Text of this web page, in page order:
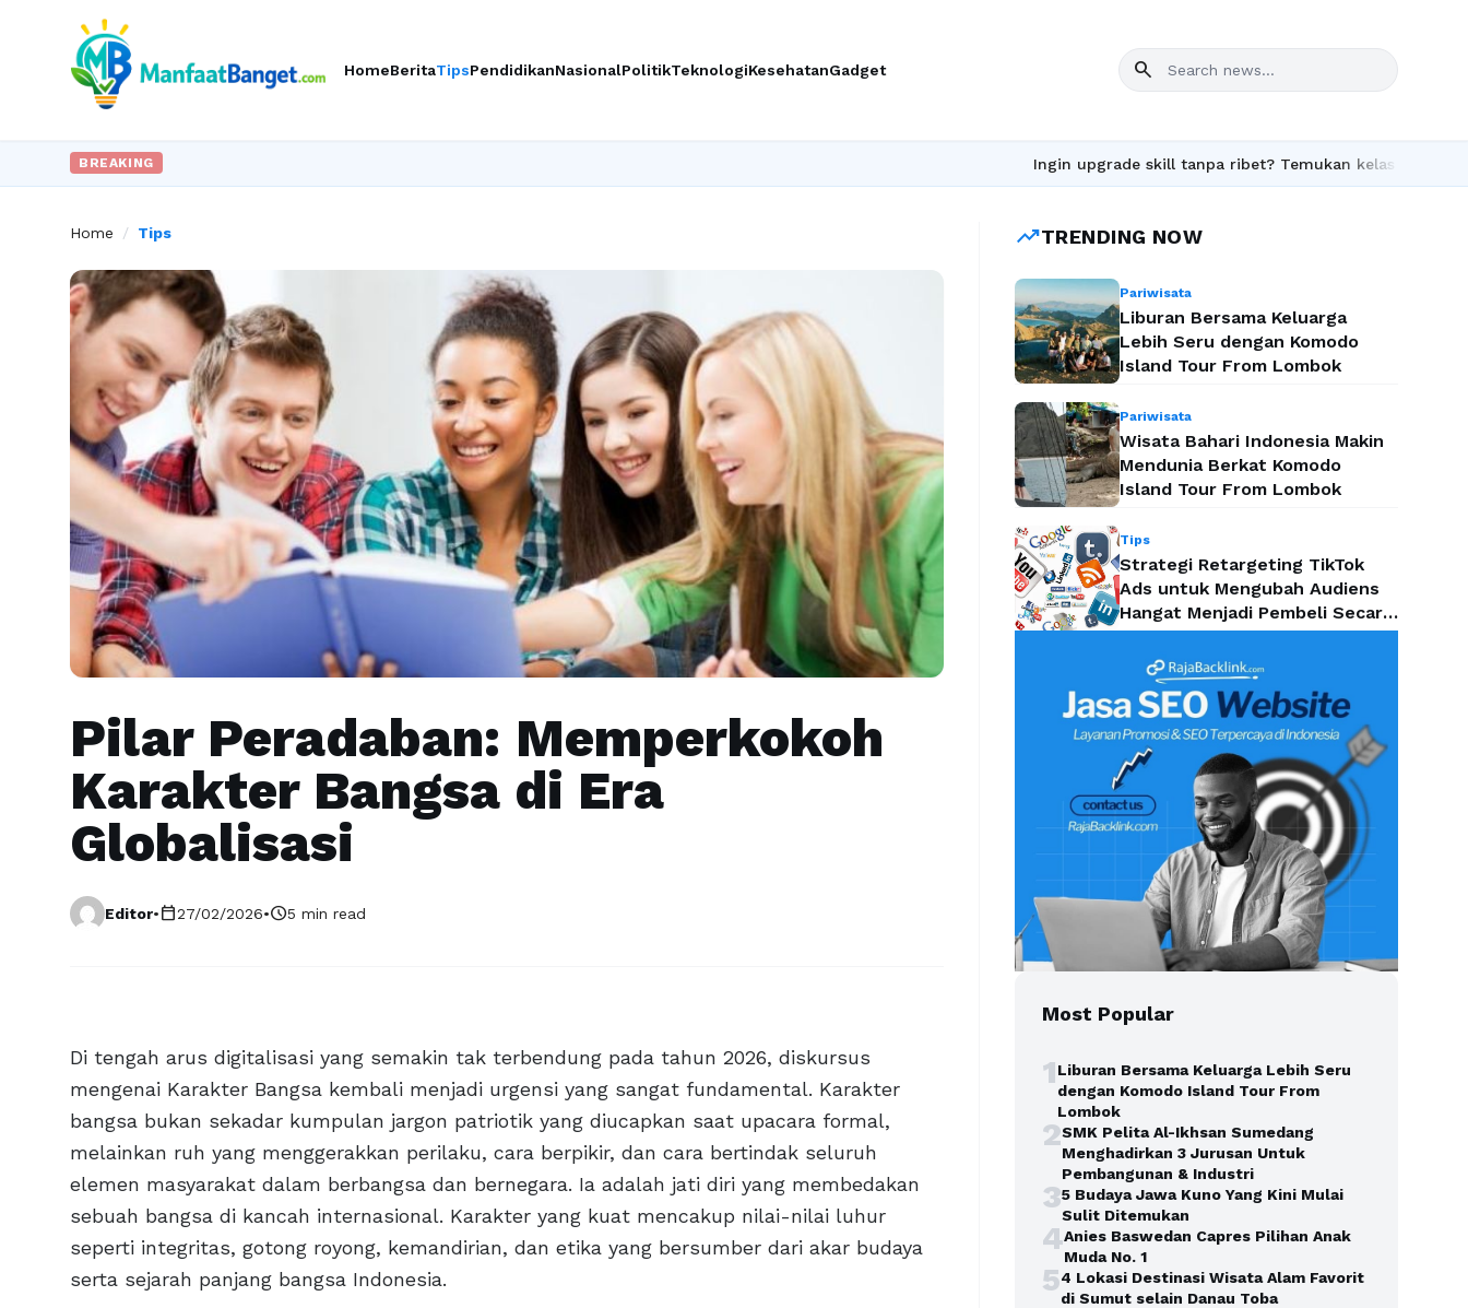
HomeBeritaTipsPendidikanNasionalPolitikTeknologiKesehatanGadget search
BREAKING Ingin upgrade skill tanpa ribet? Temukan kelas seru dan materi
Home / Tips
Pilar Peradaban: Memperkokoh
Karakter Bangsa di Era
Globalisasi
Editor•calendar_today27/02/2026•schedule5 min read
Di tengah arus digitalisasi yang semakin tak terbendung pada tahun 2026, diskursus
mengenai Karakter Bangsa kembali menjadi urgensi yang sangat fundamental. Karakter
bangsa bukan sekadar kumpulan jargon patriotik yang diucapkan saat upacara formal,
melainkan ruh yang menggerakkan perilaku, cara berpikir, dan cara bertindak seluruh
elemen masyarakat dalam berbangsa dan bernegara. Ia adalah jati diri yang membedakan
sebuah bangsa di kancah internasional. Karakter yang kuat mencakup nilai-nilai luhur
seperti integritas, gotong royong, kemandirian, dan etika yang bersumber dari akar budaya
serta sejarah panjang bangsa Indonesia.
trending_upTRENDING NOW
Pariwisata
Liburan Bersama Keluarga
Lebih Seru dengan Komodo
Island Tour From Lombok
Pariwisata
Wisata Bahari Indonesia Makin
Mendunia Berkat Komodo
Island Tour From Lombok
Tips
Strategi Retargeting TikTok
Ads untuk Mengubah Audiens
Hangat Menjadi Pembeli Secara
Efektif
Most Popular
1Liburan Bersama Keluarga Lebih Seru
dengan Komodo Island Tour From
Lombok
2SMK Pelita Al-Ikhsan Sumedang
Menghadirkan 3 Jurusan Untuk
Pembangunan & Industri
35 Budaya Jawa Kuno Yang Kini Mulai
Sulit Ditemukan
4Anies Baswedan Capres Pilihan Anak
Muda No. 1
54 Lokasi Destinasi Wisata Alam Favorit
di Sumut selain Danau Toba